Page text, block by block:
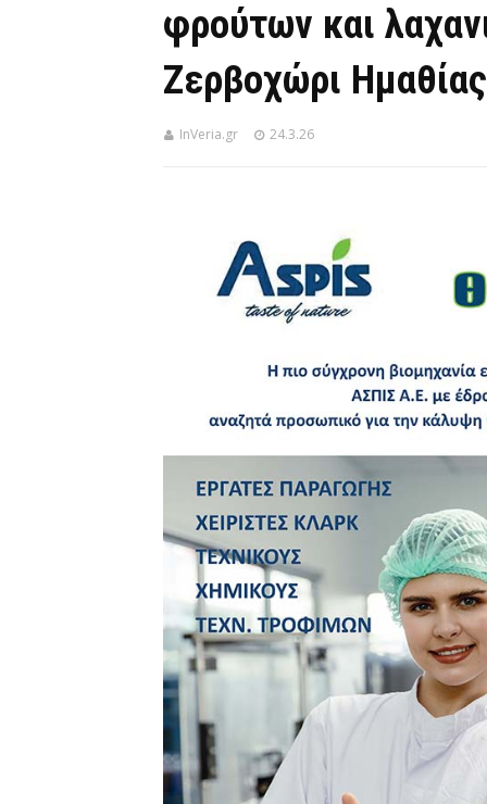
φρούτων και
Ζερβοχώρι
InVeria.gr 24.3.26